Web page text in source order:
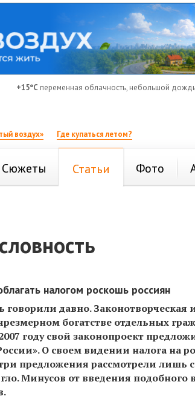
+15°C переменная облачность, небольшой
воздух» Где купаться летом?
Сюжеты Статьи Фото
налогом роскошь россиян
говорили давно.
богатстве отдельных
году свой законопроект
О своем видении налога на
предложения рассмотрели лишь
Минусов от введения подобного